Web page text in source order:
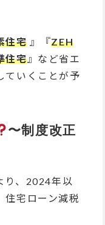
住宅』『ZEH
住宅』など省エ
ていくことが予
〜制度改正
り、2024年以
住宅ローン減税